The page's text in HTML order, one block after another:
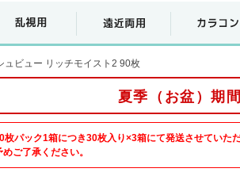
ュビュー リッチモイスト2 90枚
夏季（お盆）期
枚パック1箱につき30枚入り×3箱にて発送させていた
めご了承ください。